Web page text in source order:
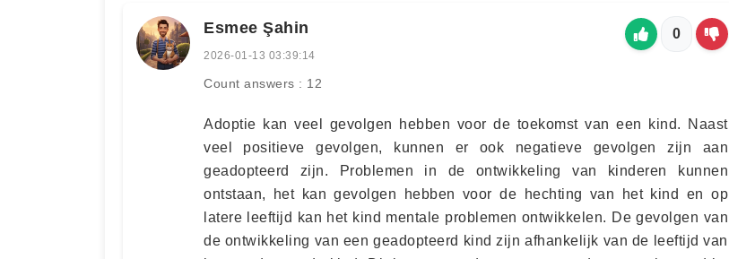
Esmee Şahin
2026-01-13 03:39:14
Count answers : 12
0
Adoptie kan veel gevolgen hebben voor de toekomst van een kind. Naast
veel positieve gevolgen, kunnen er ook negatieve gevolgen zijn aan
geadopteerd zijn. Problemen in de ontwikkeling van kinderen kunnen
ontstaan, het kan gevolgen hebben voor de hechting van het kind en op
latere leeftijd kan het kind mentale problemen ontwikkelen. De gevolgen van
de ontwikkeling van een geadopteerd kind zijn afhankelijk van de leeftijd van